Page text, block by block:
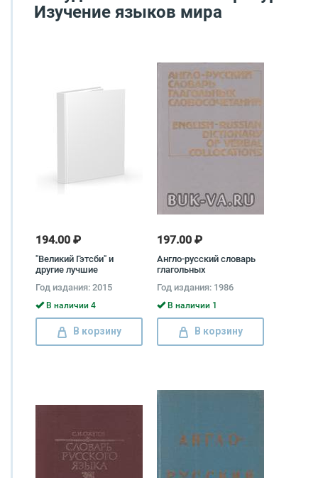
Изучение языков мира
194.00 ₽
"Великий Гэтсби" и
другие лучшие
Фицджеральда / The
Great Gatsby & Other
Prose Фрэнсис Скотт Кей
Фицджеральд
Год издания: 2015
В наличии 4
В корзину
197.00 ₽
Англо-русский словарь
глагольных
Год издания: 1986
В наличии 1
В корзину